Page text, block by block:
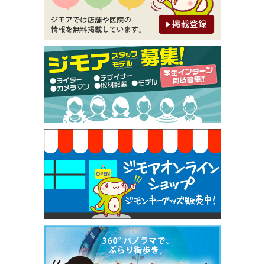
【ジモア限定②】初回割引 特価 鼻毛脱毛 半額 2,2
00円⇒1,100円（メンズ専門ワックス脱毛サロン Mi
ckle（ミックル））
[有効期限]2026年9月30日
【ジモア限定特典①】まつ毛カール 3,850円→ 2,7
50円（Premiere（プルミエール））
[有効期限]2026年9月30日
焼き餃子 一皿サービス（餃子酒場たっちゃん 西
早稲田店）
[有効期限]2026年9月30日